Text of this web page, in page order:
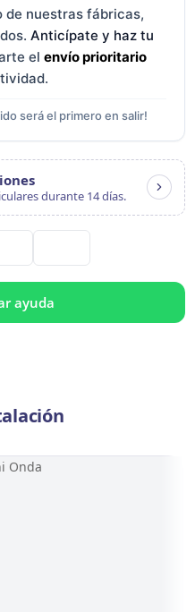
de nuestras fábricas,
Anticípate y haz tu
elenvío prioritario
será el primero en salir!
durante 14 días.
ayuda